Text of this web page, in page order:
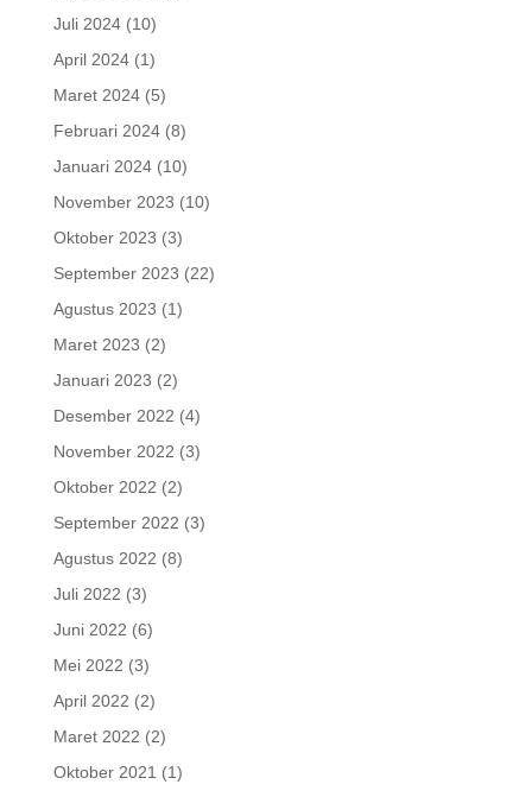
Juli 2024(10)
April 2024(1)
Maret 2024(5)
Februari 2024(8)
Januari 2024(10)
November 2023 (10)
Oktober 2023 (3)
September 2023 (22)
Agustus 2023 (1)
Maret 2023 (2)
Januari 2023 (2)
Desember 2022 (4)
November 2022 (3)
Oktober 2022 (2)
September 2022 (3)
Agustus 2022 (8)
Juli 2022 (3)
Juni 2022 (6)
Mei 2022 (3)
April 2022 (2)
Maret 2022 (2)
Oktober 2021 (1)